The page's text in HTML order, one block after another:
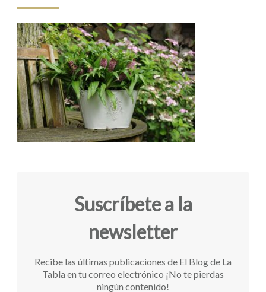
Suscríbete a la
newsletter
Recibe las últimas publicaciones de El Blog de La
Tabla en tu correo electrónico ¡No te pierdas
ningún contenido!